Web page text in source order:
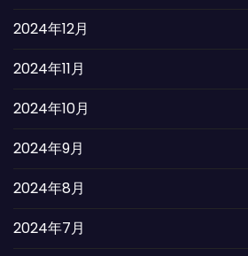
2024年12月
2024年11月
2024年10月
2024年9月
2024年8月
2024年7月